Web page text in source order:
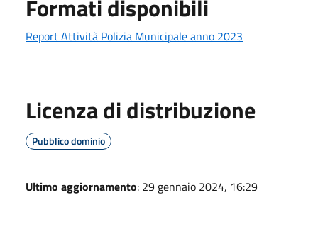
Formati disponibili
Report Attività Polizia Municipale anno 2023
Licenza di distribuzione
Pubblico dominio
Ultimo aggiornamento: 29 gennaio 2024, 16:29